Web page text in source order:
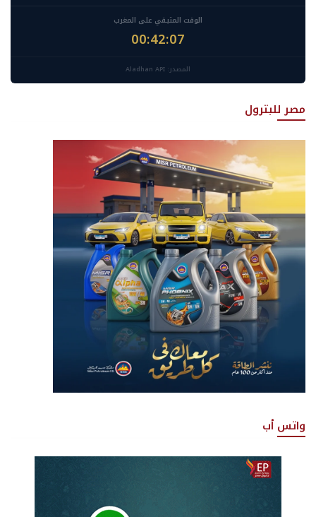
الوقت المتبقي على المغرب
00:42:04
المصدر: Aladhan API
مصر للبترول
واتس أب